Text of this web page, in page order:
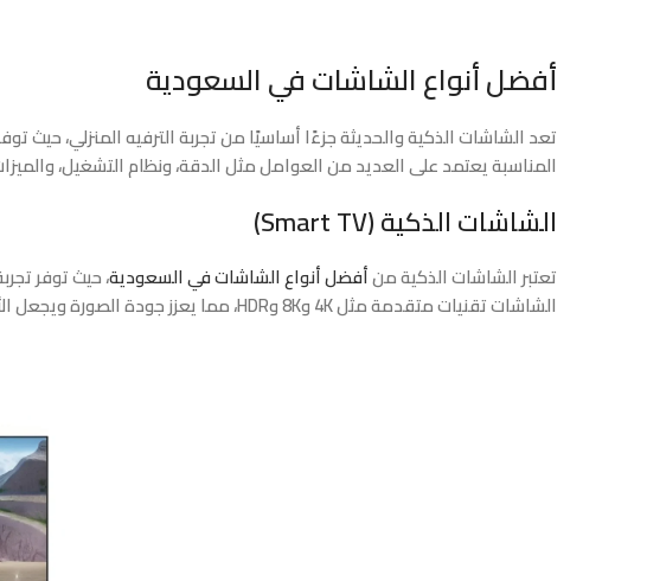
أفضل أنواع الشاشات في السعودية
تعد الشاشات الذكية والحديثة جزءًا أساسيًا من تجربة الترفيه المنزلي،
المناسبة يعتمد على العديد من العوامل مثل الدقة، ونظام التشغيل،
الشاشات الذكية (Smart TV)
تعتبر الشاشات الذكية منأفضل أنواع الشاشات في السعودية
الشاشات تقنيات متقدمة مثل 4K و8K وHDR، مما يعزز جودة الصورة ويجعل الألوان أكثر وضوحًا. بعض العلامات التجارية المشهورة في هذا المجال تشمل سامسونج وإل جي وسوني.